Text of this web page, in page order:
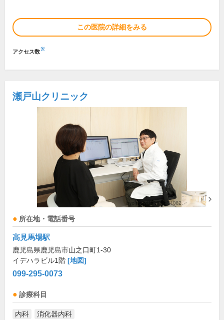
この医院の詳細をみる
アクセス数※
瀬戸山クリニック
所在地・電話番号
高見馬場駅
鹿児島県鹿児島市山之口町1-30
イデハラビル1階 [地図]
099-295-0073
診療科目
内科 消化器内科